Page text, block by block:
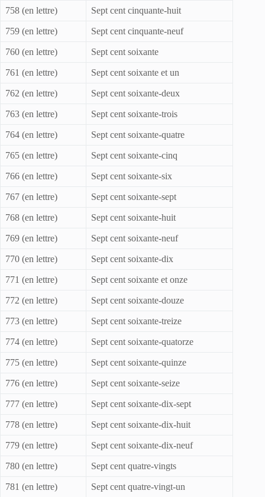
758 (en lettre) Sept cent cinquante-huit
759 (en lettre) Sept cent cinquante-neuf
760 (en lettre) Sept cent soixante
761 (en lettre) Sept cent soixante et un
762 (en lettre) Sept cent soixante-deux
763 (en lettre) Sept cent soixante-trois
764 (en lettre) Sept cent soixante-quatre
765 (en lettre) Sept cent soixante-cinq
766 (en lettre) Sept cent soixante-six
767 (en lettre) Sept cent soixante-sept
768 (en lettre) Sept cent soixante-huit
769 (en lettre) Sept cent soixante-neuf
770 (en lettre) Sept cent soixante-dix
771 (en lettre) Sept cent soixante et onze
772 (en lettre) Sept cent soixante-douze
773 (en lettre) Sept cent soixante-treize
774 (en lettre) Sept cent soixante-quatorze
775 (en lettre) Sept cent soixante-quinze
776 (en lettre) Sept cent soixante-seize
777 (en lettre) Sept cent soixante-dix-sept
778 (en lettre) Sept cent soixante-dix-huit
779 (en lettre) Sept cent soixante-dix-neuf
780 (en lettre) Sept cent quatre-vingts
781 (en lettre) Sept cent quatre-vingt-un